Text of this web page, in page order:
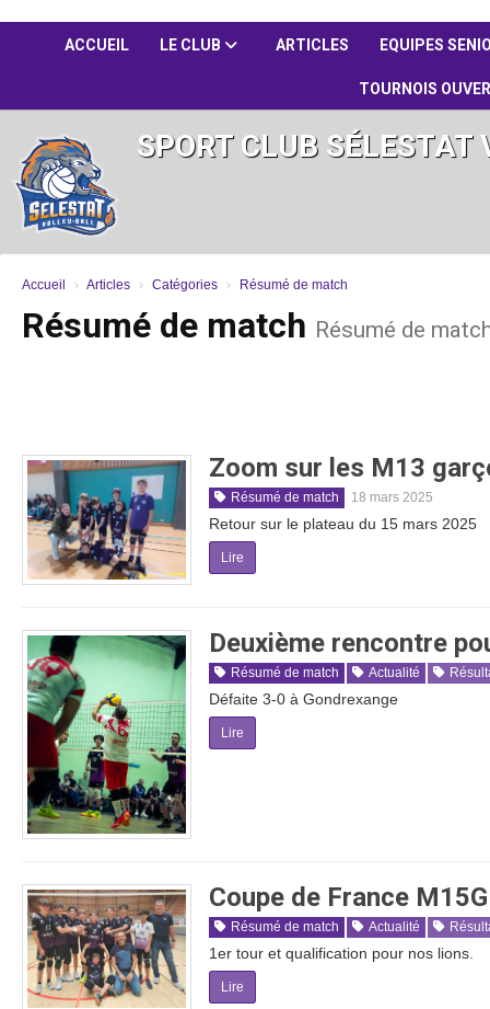
ACCUEIL LE CLUB ARTICLES EQUIPES
TOURNOIS
SPORT CLUB
Accueil Articles Catégories Résumé de match
Résumé de match Résumé de
Zoom sur les M13
Résumé de match 18 mars 2025
Retour sur le plateau du 15 mars 2025
Lire
Deuxième rencontre
Résumé de match Actualité
Défaite 3-0 à Gondrexange
Lire
Coupe de France M15G
Résumé de match Actualité
1er tour et qualification pour nos lions.
Lire